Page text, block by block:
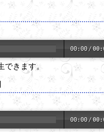
00:00 /
きます。
00:00 /